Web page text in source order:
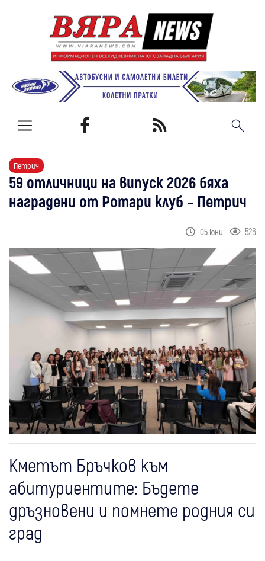
Петрич
59 отличници на випуск 2026 бяха
наградени от Ротари клуб – Петрич
05 юни 526
Кметът Бръчков към
абитуриентите: Бъдете
дръзновени и помнете родния си
град